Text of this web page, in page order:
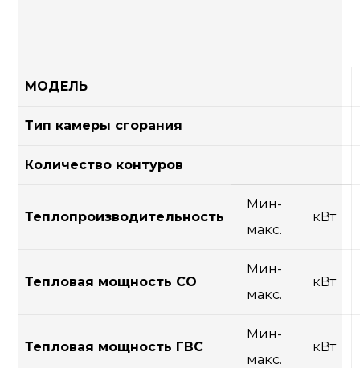
МОДЕЛЬ
Тип камеры сгорания
Количество контуров
Теплопроизводительность
Мин-
макс.
кВт
Тепловая мощность СО
Мин-
макс.
кВт
Тепловая мощность ГВС
Мин-
макс.
кВт